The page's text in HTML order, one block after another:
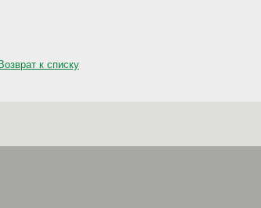
Возврат к списку